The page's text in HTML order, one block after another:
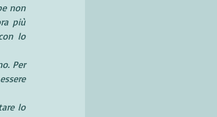
non
più
lo
Per
lo